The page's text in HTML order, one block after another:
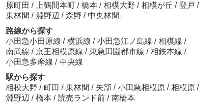
原町田 / 上鶴間本町 / 橋本 / 相模大野 / 相模が丘 / 登戸 /
東林間 / 淵野辺 / 森野 / 中央林間
路線から探す
小田急小田原線 / 横浜線 / 小田急江ノ島線 / 相模線 /
南武線 / 京王相模原線 / 東急田園都市線 / 相鉄本線 /
小田急多摩線 / 中央線
駅から探す
相模大野 / 町田 / 東林間 / 矢部 / 小田急相模原 / 相模原 /
淵野辺 / 橋本 / 読売ランド前 / 南橋本